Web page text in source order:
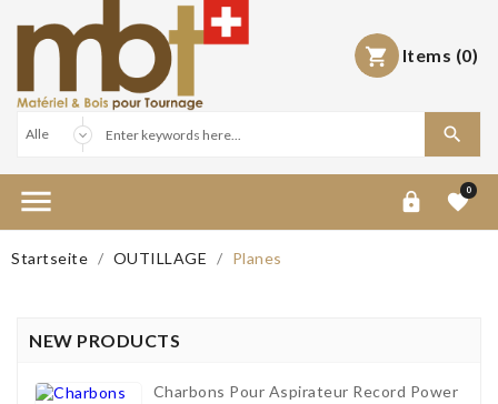
 Items (0)

  0
Startseite OUTILLAGE Planes
NEW PRODUCTS
Charbons Pour Aspirateur Record Power